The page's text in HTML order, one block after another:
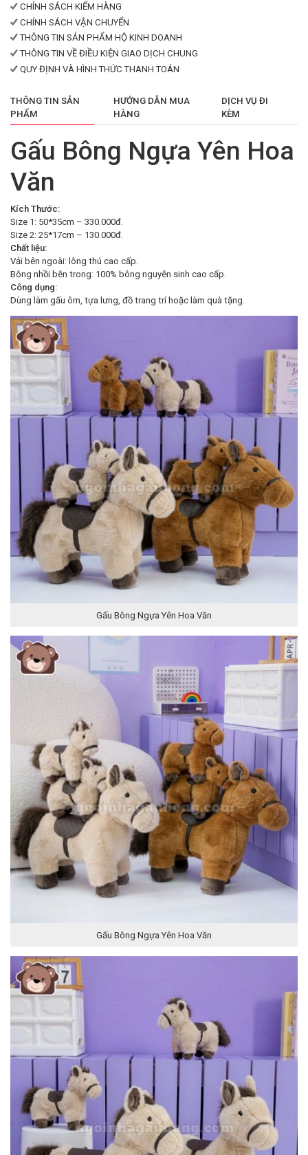
CHÍNH SÁCH KIỂM HÀNG
CHÍNH SÁCH VẬN CHUYỂN
THÔNG TIN SẢN PHẨM HỘ KINH DOANH
THÔNG TIN VỀ ĐIỀU KIỆN GIAO DỊCH CHUNG
QUY ĐỊNH VÀ HÌNH THỨC THANH TOÁN
THÔNG TIN SẢN
PHẨM
HƯỚNG DẪN MUA
HÀNG
DỊCH VỤ ĐI
KÈM
Gấu Bông Ngựa Yên Hoa
Văn
Kích Thước:
Size 1: 50*35cm – 330.000đ.
Size 2: 25*17cm – 130.000đ.
Chất liệu:
Vải bên ngoài: lông thú cao cấp.
Bông nhồi bên trong: 100% bông nguyên sinh cao cấp.
Công dụng:
Dùng làm gấu ôm, tựa lưng, đồ trang trí hoặc làm quà tặng.
Gấu Bông Ngựa Yên Hoa Văn
Gấu Bông Ngựa Yên Hoa Văn